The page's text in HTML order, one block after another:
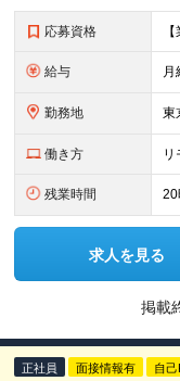
応募資格
給与
勤務地
働き方 リ
残業時間 20
求人を見る
掲載
正社員 面接情報有 自